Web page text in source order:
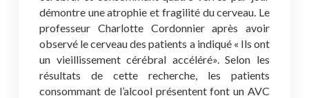
démontre une atrophie et fragilité du cerveau. Le
professeur Charlotte Cordonnier après avoir
observé le cerveau des patients a indiqué « Ils ont
un vieillissement cérébral accéléré». Selon les
résultats de cette recherche, les patients
consommant de l’alcool présentent font un AVC